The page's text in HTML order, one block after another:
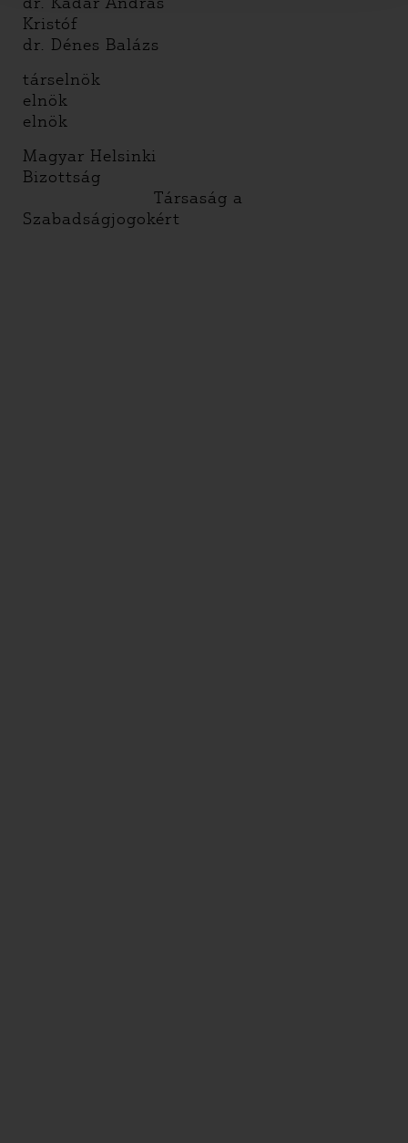
dr. Dénes Balázs
társelnök
elnök
Magyar Helsinki
Bizottság
Társaság a
Szabadságjogokért